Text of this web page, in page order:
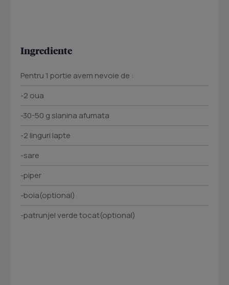
Ingrediente
Pentru 1 portie avem nevoie de :
-2 oua
-30-50 g slanina afumata
-2 linguri lapte
-sare
-piper
-boia(optional)
-patrunjel verde tocat(optional)